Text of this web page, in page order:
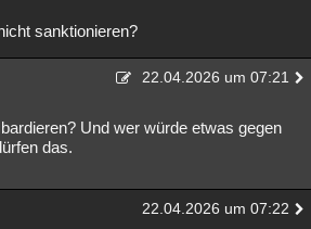
sanktionieren?
22.04.2026 um 07:21
Und wer würde etwas gegen
das.
22.04.2026 um 07:22